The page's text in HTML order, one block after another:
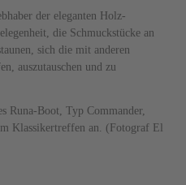
der eleganten Holz-
die Schmuckstücke an
sich die mit anderen
auszutauschen und zu
Runa-Boot, Typ Commander,
Klassikertreffen an. (Fotograf El